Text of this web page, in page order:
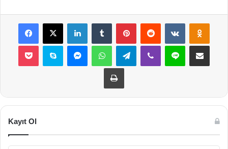
Facebook
X LinkedInTumblr PinterestReddit VKontakte
Pocket Skype MessengerWhatsAppTelegramViber Line E-Posta ile
Yazdır
Kayıt Ol